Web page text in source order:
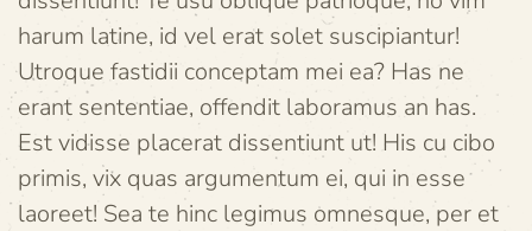
harum latine, id vel erat solet suscipiantur!
Utroque fastidii conceptam mei ea? Has ne
erant sententiae, offendit laboramus an has.
Est vidisse placerat dissentiunt ut! His cu cibo
primis, vix quas argumentum ei, qui in esse
laoreet! Sea te hinc legimus omnesque, per et